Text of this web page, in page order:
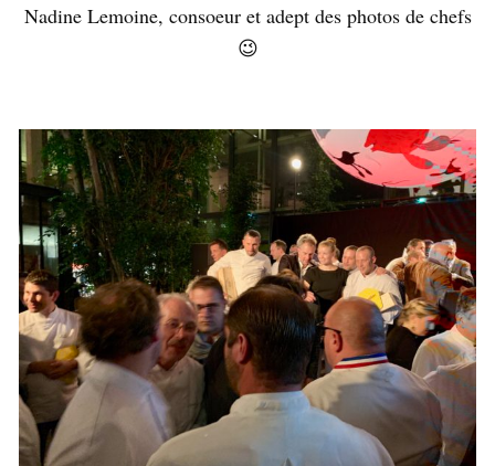
Nadine Lemoine, consoeur et adept des photos de chefs
😉